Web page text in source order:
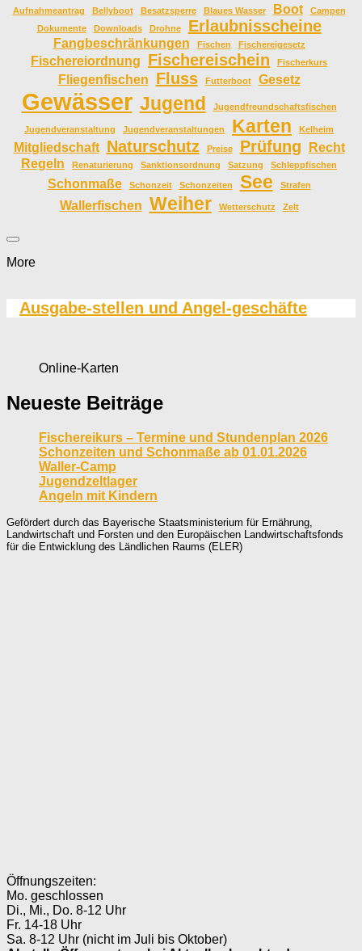
Aufnahmeantrag Bellyboot Besatzsperre Blaues Wasser Boot
Campen
Dokumente
Downloads Drohne Erlaubnisscheine
Fangbeschränkungen Fischen Fischereigesetz
Fischereiordnung Fischereischein Fischerkurs
Fliegenfischen Fluss Futterboot Gesetz
Gewässer Jugend Jugendfreundschaftsfischen
Jugendveranstaltung Jugendveranstaltungen Karten Kelheim
Mitgliedschaft Naturschutz Preise Prüfung
Recht
Regeln
Renaturierung Sanktionsordnung Satzung Schleppfischen
Schonmaße Schonzeit Schonzeiten See Strafen
Wallerfischen Weiher Wetterschutz Zelt
More
Ausgabe-stellen und Angel-geschäfte
Online-Karten
Neueste Beiträge
Fischereikurs – Termine und Stundenplan 2026
Schonzeiten und Schonmaße ab 01.01.2026
Waller-Camp
Jugendzeltlager
Angeln mit Kindern
Gefördert durch das Bayerische Staatsministerium für Ernährung,
Landwirtschaft und Forsten und den Europäischen Landwirtschaftsfonds
für die Entwicklung des Ländlichen Raums (ELER)
Öffnungszeiten:
Mo. geschlossen
Di., Mi., Do. 8-12 Uhr
Fr. 14-18 Uhr
Sa. 8-12 Uhr (nicht im Juli bis Oktober)